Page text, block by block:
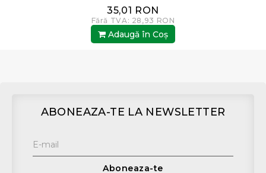
35,01 RON
Fără TVA: 28,93 RON
Adaugă în Coş
ABONEAZA-TE LA NEWSLETTER
Aboneaza-te